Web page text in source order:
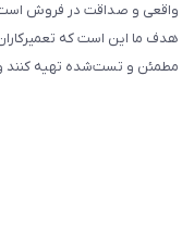
واقعی و صداقت در فروش
هدف ما این است که تعمیرکاران
مطمئن و تست‌شده تهیه کنند